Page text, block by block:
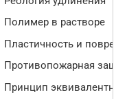
Полимер в растворе
Пластичность и
Противопожарная
Принцип